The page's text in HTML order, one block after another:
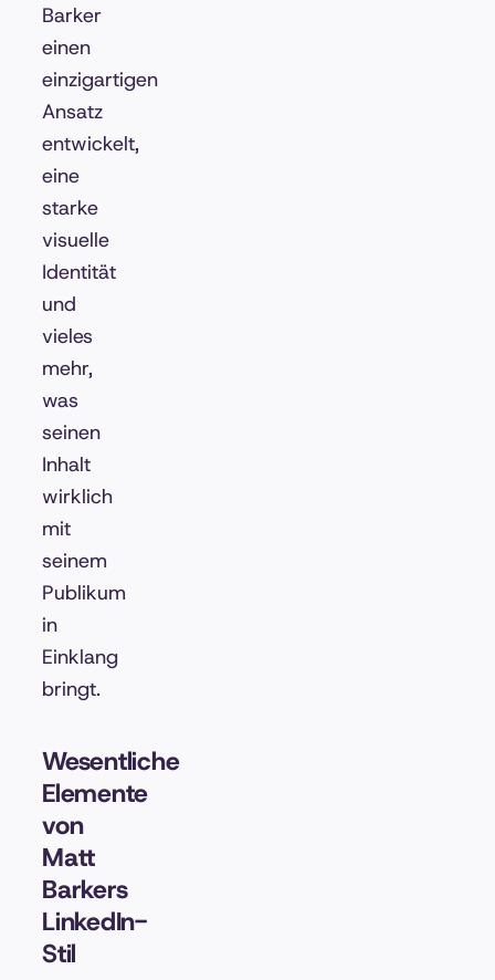
Barker
einen
einzigartigen
Ansatz
entwickelt,
eine
starke
visuelle
Identität
und
vieles
mehr,
was
seinen
Inhalt
wirklich
mit
seinem
Publikum
in
Einklang
bringt.
Wesentliche
Elemente
von
Matt
Barkers
LinkedIn-
Stil